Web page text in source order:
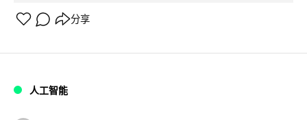
分享
人工智能